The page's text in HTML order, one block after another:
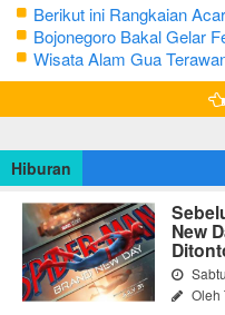
Berikut ini Rangkaian
Ke-348 Tahun 2025
Bojonegoro Bakal Gelar
Wisata Alam Gua
Menarik
Hiburan
New
Oleh